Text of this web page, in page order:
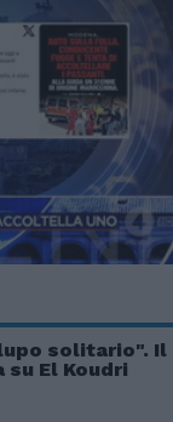
solitario". Il
El Koudri